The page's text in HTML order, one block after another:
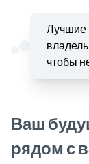
Лучшие
чтобы
Ваш
рядом с